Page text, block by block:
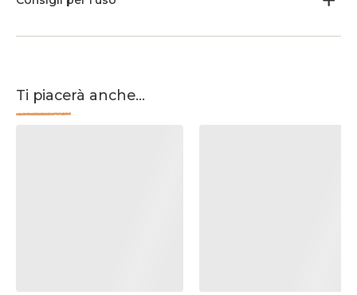
Ti piacerà anche...